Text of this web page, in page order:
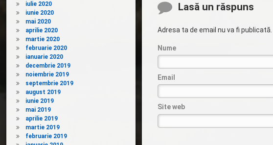
Comentarii
Lasă un răspuns
Adresa ta de email nu va fi publicată.
Nume
Email
Site web
iulie 2020
iunie 2020
mai 2020
aprilie 2020
martie 2020
februarie 2020
ianuarie 2020
decembrie 2019
noiembrie 2019
septembrie 2019
august 2019
iunie 2019
mai 2019
aprilie 2019
martie 2019
februarie 2019